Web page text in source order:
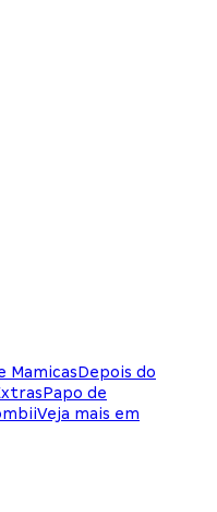
MamicasDepois do
Papo de
Veja mais em